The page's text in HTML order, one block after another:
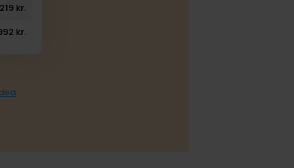
kr.
kr.